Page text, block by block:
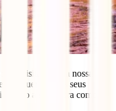
visitada e, na nossa
qualquer um dos seus
tanto a sua altura como a